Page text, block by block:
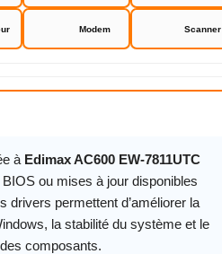
Modem Scanner
à Edimax AC600 EW-7811UTC
ou mises à jour disponibles
drivers permettent d’améliorer la
la stabilité du système et le
composants.